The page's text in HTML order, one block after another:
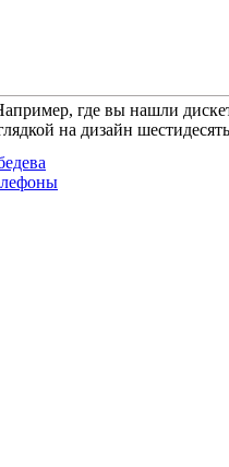
где вы нашли
на дизайн